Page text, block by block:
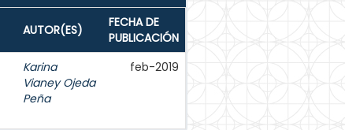
AUTOR(ES)
FECHA DE
PUBLICACIÓN
Karina
Vianey Ojeda
Peña
feb-2019